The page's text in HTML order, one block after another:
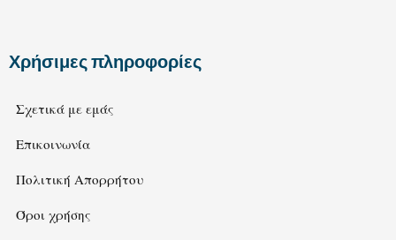
Χρήσιμες πληροφορίες
Σχετικά με εμάς
Επικοινωνία
Πολιτική Απορρήτου
Όροι χρήσης